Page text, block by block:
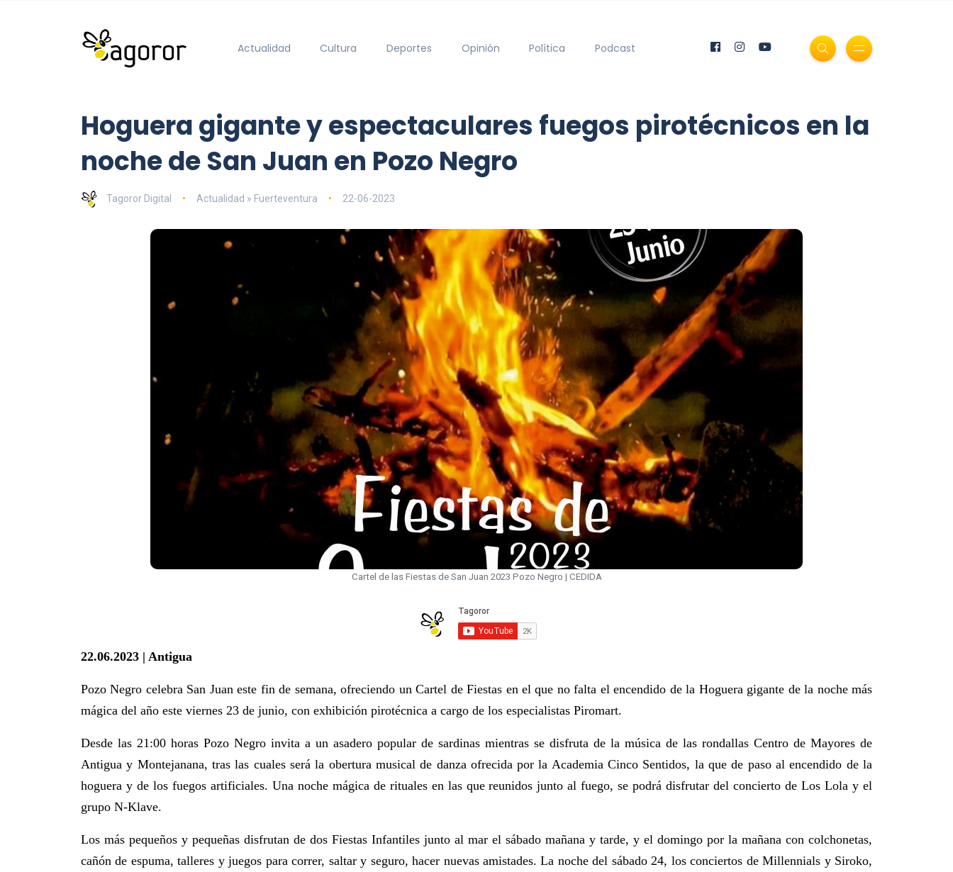
Actualidad Cultura Deportes Opinión Política Podcast
Hoguera gigante y espectaculares fuegos pirotécnicos en la
noche de San Juan en Pozo Negro
Tagoror Digital Actualidad » Fuerteventura 22-06-2023
Cartel de las Fiestas de San Juan 2023 Pozo Negro | CEDIDA
22.06.2023 | Antigua
Pozo Negro celebra San Juan este fin de semana, ofreciendo un Cartel de Fiestas en el que no falta el encendido de la Hoguera gigante de la noche más
mágica del año este viernes 23 de junio, con exhibición pirotécnica a cargo de los especialistas Piromart.
Desde las 21:00 horas Pozo Negro invita a un asadero popular de sardinas mientras se disfruta de la música de las rondallas Centro de Mayores de
Antigua y Montejanana, tras las cuales será la obertura musical de danza ofrecida por la Academia Cinco Sentidos, la que de paso al encendido de la
hoguera y de los fuegos artificiales. Una noche mágica de rituales en las que reunidos junto al fuego, se podrá disfrutar del concierto de Los Lola y el
grupo N-Klave.
Los más pequeños y pequeñas disfrutan de dos Fiestas Infantiles junto al mar el sábado mañana y tarde, y el domingo por la mañana con colchonetas,
cañón de espuma, talleres y juegos para correr, saltar y seguro, hacer nuevas amistades. La noche del sábado 24, los conciertos de Millennials y Siroko,